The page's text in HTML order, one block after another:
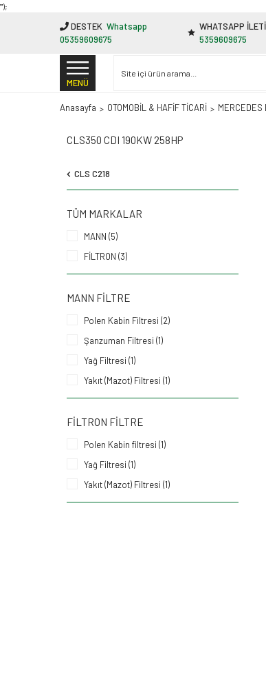
"');
DESTEK Whatsapp
05359609675
WHATSAPP
5359609675
MENÜ
Anasayfa OTOMOBİL & HAFİF TİCARİ MERCEDES
CLS350 CDI 190KW 258HP
CLS C218
TÜM MARKALAR
MANN (5)
FİLTRON (3)
MANN FILTRE
Polen Kabin Filtresi (2)
Şanzuman Filtresi (1)
Yağ Filtresi (1)
Yakıt (Mazot) Filtresi (1)
FILTRON FILTRE
Polen Kabin filtresi (1)
Yağ Filtresi (1)
Yakıt (Mazot) Filtresi (1)